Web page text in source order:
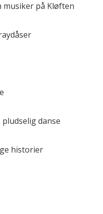
på Kløften
danse
historier